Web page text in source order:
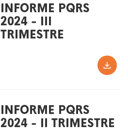
INFORME PQRS
2024 - III
TRIMESTRE
INFORME PQRS
2024 - II TRIMESTRE